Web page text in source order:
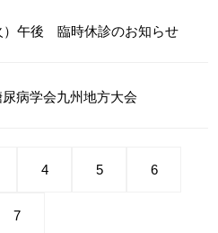
）午後 臨時休診のお知らせ
病学会九州地方大会
4 5 6
7